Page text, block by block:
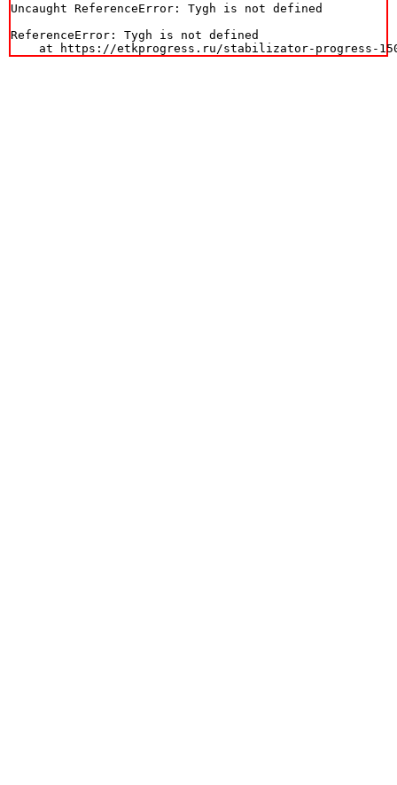
Uncaught ReferenceError: Tygh is not defined
ReferenceError: Tygh is not defined
at https://etkprogress.ru/stabilizator-progress-